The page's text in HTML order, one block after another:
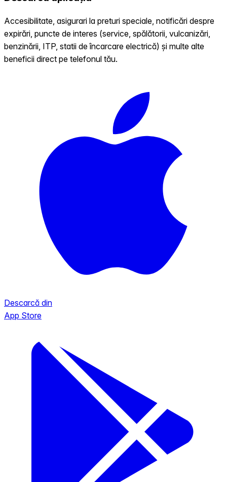
Accesibilitate, asigurari la preturi speciale, notificări despre
expirări, puncte de interes (service, spălătorii, vulcanizări,
benzinării, ITP, statii de încarcare electrică) și multe alte
beneficii direct pe telefonul tău.
Descarcă din
App Store